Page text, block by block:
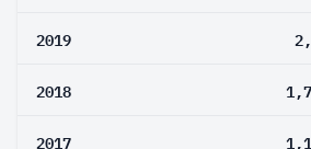
2019
2018
2017